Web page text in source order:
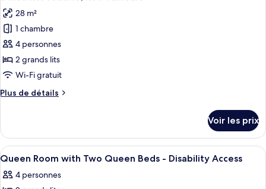
les
photos
pour
ce
type
de
chambre :
Chambre
2
grands
lits,
accessible
aux
28 m²
1 chambre
4 personnes
2 grands lits
Wi-Fi gratuit
Plus de détails
Plus
le
type
de
Chambre
Voir les prix
Afficher
toutes
les
2
Queen Room with Two Queen Beds - Disability Access
4 personnes